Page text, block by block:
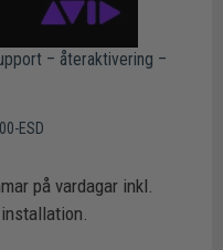
– återaktivering –
ESD
på vardagar inkl.